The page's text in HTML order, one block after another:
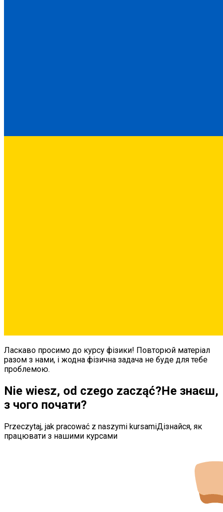
Ласкаво просимо до курсу фізики! Повторюй матеріал
разом з нами, і жодна фізична задача не буде для тебе
проблемою.
Nie wiesz, od czego zacząć?Не знаєш,
з чого почати?
Przeczytaj, jak pracować z naszymi kursamiДізнайся, як
працювати з нашими курсами